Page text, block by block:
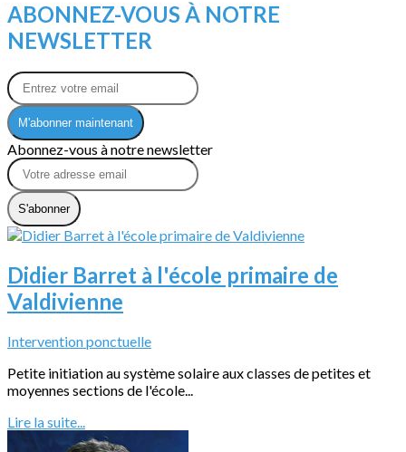
ABONNEZ-VOUS À NOTRE
NEWSLETTER
M'abonner maintenant
Abonnez-vous à notre newsletter
S'abonner
Didier Barret à l'école primaire de
Valdivienne
Intervention ponctuelle
Petite initiation au système solaire aux classes de petites et
moyennes sections de l'école...
Lire la suite...